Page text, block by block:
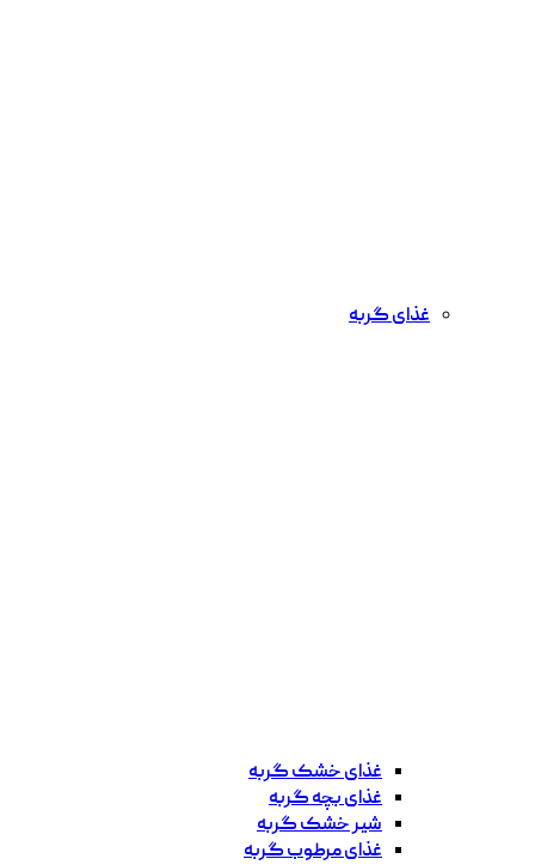
غذای گربه
غذای خشک گربه
غذای بچه گربه
شیر خشک گربه
غذای مرطوب گربه